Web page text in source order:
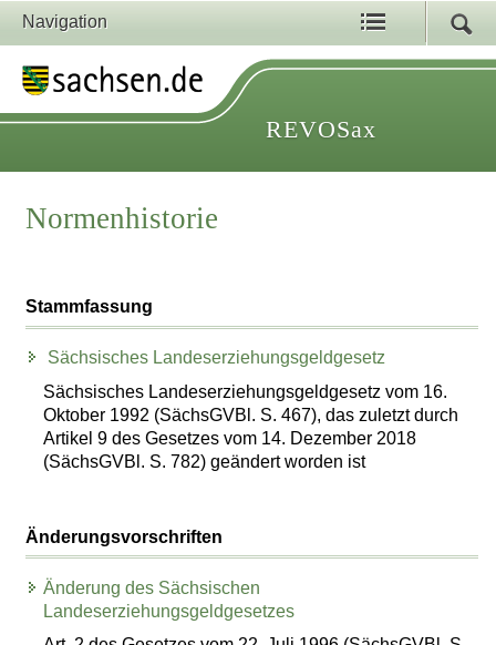
Navigation
REVOSax
Normenhistorie
Stammfassung
Sächsisches Landeserziehungsgeldgesetz
Sächsisches Landeserziehungsgeldgesetz vom 16.
Oktober 1992 (SächsGVBl. S. 467), das zuletzt durch
Artikel 9 des Gesetzes vom 14. Dezember 2018
(SächsGVBl. S. 782) geändert worden ist
Änderungsvorschriften
Änderung des Sächsischen
Landeserziehungsgeldgesetzes